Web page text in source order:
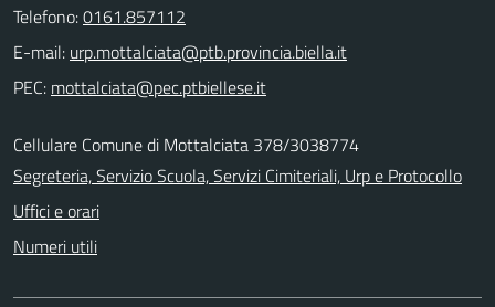
Telefono:0161.857112
E-mail:
PEC:
Cellulare Comune di Mottalciata 378/3038774
Segreteria, Servizio Scuola, Servizi Cimiteriali, Urp e Protocollo
Uffici e orari
Numeri utili